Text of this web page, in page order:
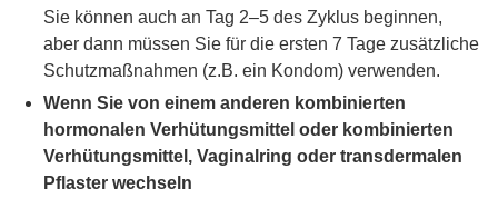
Sie können auch an Tag 2–5 des Zyklus beginnen,
aber dann müssen Sie für die ersten 7 Tage zusätzliche
Schutzmaßnahmen (z.B. ein Kondom) verwenden.
Wenn Sie von einem anderen kombinierten
hormonalen Verhütungsmittel oder kombinierten
Verhütungsmittel, Vaginalring oder transdermalen
Pflaster wechseln